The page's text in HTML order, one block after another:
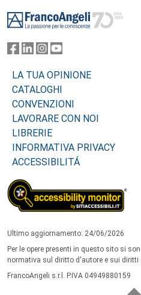
LA TUA OPINIONE
CATALOGHI
CONVENZIONI
LAVORARE CON NOI
LIBRERIE
INFORMATIVA PRIVACY
ACCESSIBILITÁ
Ultimo aggiornamento: 24/06/2026
Per le opere presenti in questo sito si
normativa sul diritto d'autore e sui diritti
FrancoAngeli s.r.l. P.IVA 04949880159